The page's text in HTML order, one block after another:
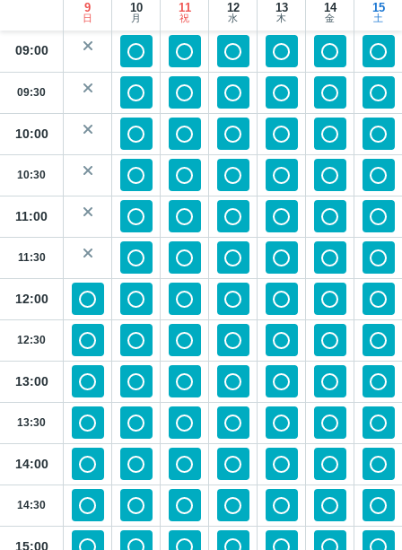
9
日
10
月
11
祝
12
水
13
木
14
金
15
土
09:00
09:30
10:00
10:30
11:00
11:30
12:00
12:30
13:00
13:30
14:00
14:30
15:00